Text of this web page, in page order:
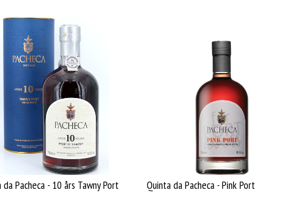
da Pacheca - 10 års Tawny Port
Quinta da Pacheca - Pink Port